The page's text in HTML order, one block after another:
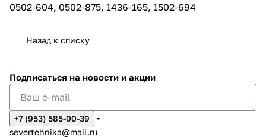
0502-604, 0502-875, 1436-165, 1502-694
Назад к списку
Подписаться на новости и акции
+7 (953) 585-00-39
severtehnika@mail.ru